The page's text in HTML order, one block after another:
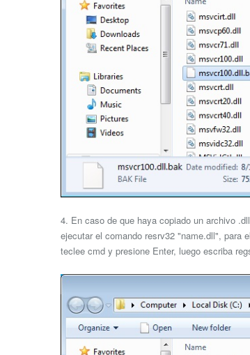
4. En caso de que haya copiado un archivo
ejecutar el comando resrv32 "name.dll", para
teclee cmd y presione Enter, luego escriba